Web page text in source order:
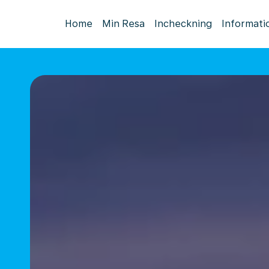
Home Min Resa Incheckning